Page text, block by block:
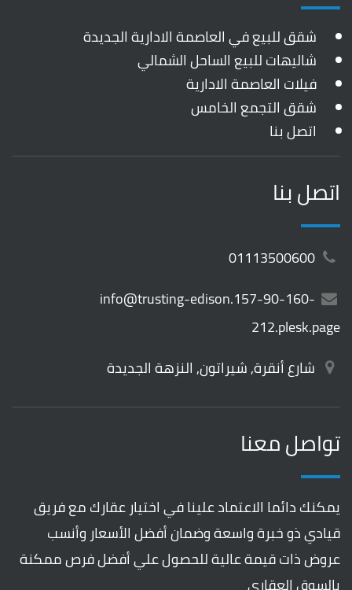
شقق للبيع في العاصمة الادارية الجديدة
شاليهات للبيع الساحل الشمالي
فيلات العاصمة الادارية
شقق التجمع الخامس
اتصل بنا
اتصل بنا
info@trusting-edison.157-90-160-
212.plesk.page
شارع أنقرة, شيراتون, النزهة الجديدة
تواصل معنا
يمكنك دائما الاعتماد علينا في اختيار عقارك مع فريق
قيادي ذو خبرة واسعة وضمان أفضل الأسعار وأنسب
عروض ذات قيمة عالية للحصول علي أفضل فرص ممكنة